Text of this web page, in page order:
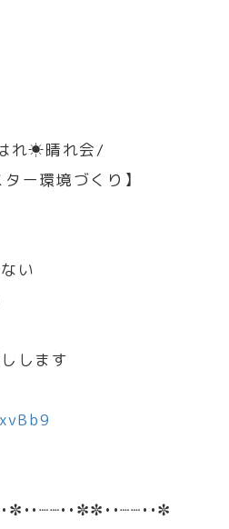
れ☀晴れ会/
ー環境づくり】
い
します